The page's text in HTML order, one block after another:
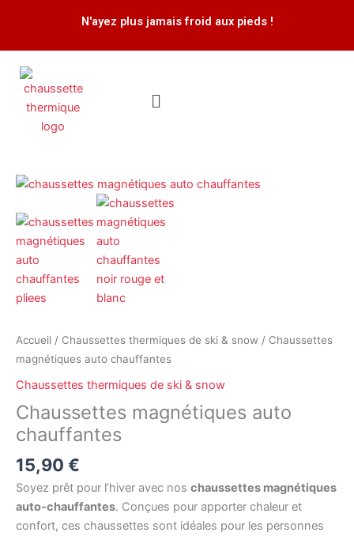
N'ayez plus jamais froid aux pieds !
Menu
Accueil / Chaussettes thermiques de ski & snow / Chaussettes
magnétiques auto chauffantes
Chaussettes thermiques de ski & snow
Chaussettes magnétiques auto
chauffantes
15,90 €
Soyez prêt pour l’hiver avec nos chaussettes magnétiques
auto-chauffantes. Conçues pour apporter chaleur et
confort, ces chaussettes sont idéales pour les personnes
quantité
Chaussettes
magnétiques
auto
chauffantes